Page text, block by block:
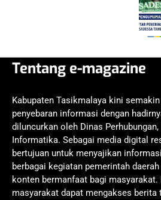
Tentang e-magazine
Kabupaten Tasikmalaya kini
penyebaran informasi dengan
diluncurkan oleh Dinas
Informatika. Sebagai media digital
bertujuan untuk menyajikan
berbagai kegiatan pemerintah
konten bermanfaat bagi
masyarakat dapat mengakses berita